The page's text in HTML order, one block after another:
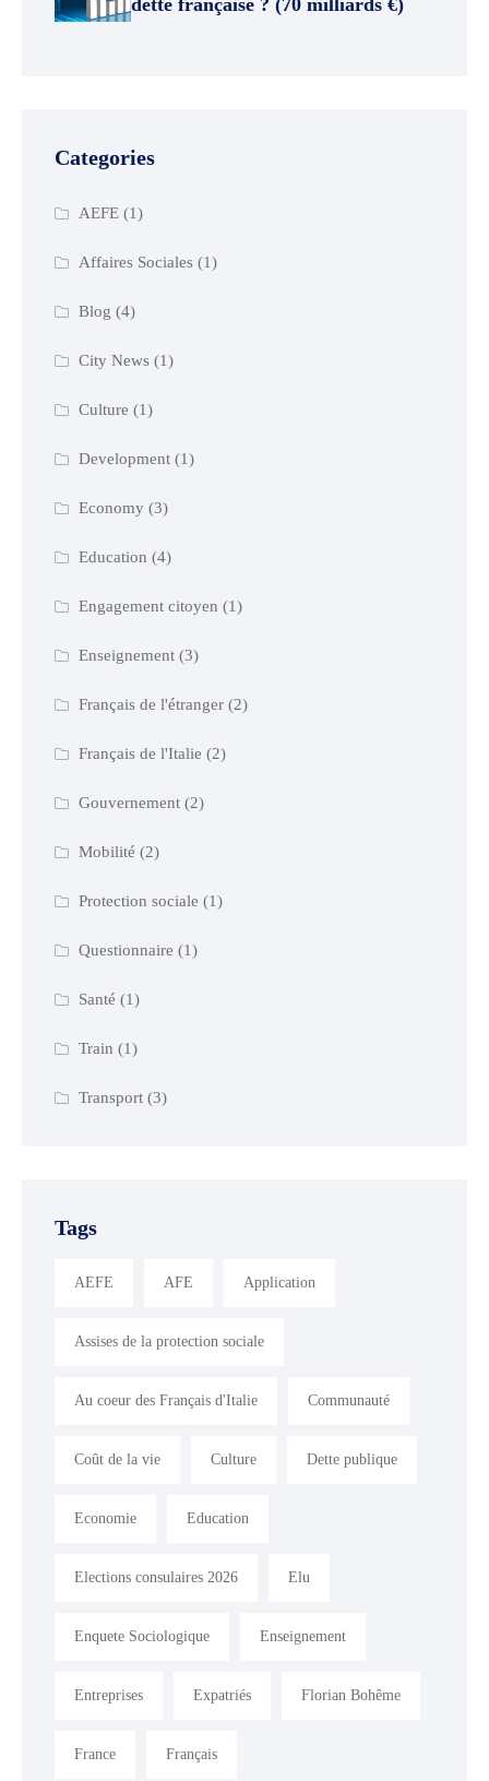
Categories
AEFE(1)
Affaires Sociales(1)
Blog (4)
City News(1)
Culture (1)
Development(1)
Economy (3)
Education (4)
Engagement citoyen (1)
Enseignement(3)
Français de l'étranger(2)
Français de l'Italie (2)
Gouvernement(2)
Mobilité (2)
Protection sociale (1)
Questionnaire (1)
Santé (1)
Train (1)
Transport(3)
Tags
AEFE AFE Application
Assises de la protection sociale
Au coeur des Français d'Italie Communauté
Coût de la vie Culture Dette publique
Economie Education
Elections consulaires 2026 Elu
Enquete Sociologique Enseignement
Entreprises Expatriés Florian Bohême
France Français